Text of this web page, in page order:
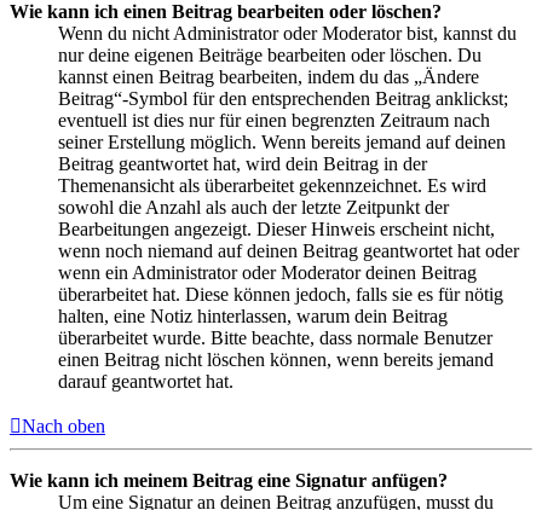
Wie kann ich einen Beitrag bearbeiten oder löschen?
Wenn du nicht Administrator oder Moderator bist, kannst du
nur deine eigenen Beiträge bearbeiten oder löschen. Du
kannst einen Beitrag bearbeiten, indem du das „Ändere
Beitrag“-Symbol für den entsprechenden Beitrag anklickst;
eventuell ist dies nur für einen begrenzten Zeitraum nach
seiner Erstellung möglich. Wenn bereits jemand auf deinen
Beitrag geantwortet hat, wird dein Beitrag in der
Themenansicht als überarbeitet gekennzeichnet. Es wird
sowohl die Anzahl als auch der letzte Zeitpunkt der
Bearbeitungen angezeigt. Dieser Hinweis erscheint nicht,
wenn noch niemand auf deinen Beitrag geantwortet hat oder
wenn ein Administrator oder Moderator deinen Beitrag
überarbeitet hat. Diese können jedoch, falls sie es für nötig
halten, eine Notiz hinterlassen, warum dein Beitrag
überarbeitet wurde. Bitte beachte, dass normale Benutzer
einen Beitrag nicht löschen können, wenn bereits jemand
darauf geantwortet hat.
Nach oben
Wie kann ich meinem Beitrag eine Signatur anfügen?
Um eine Signatur an deinen Beitrag anzufügen, musst du